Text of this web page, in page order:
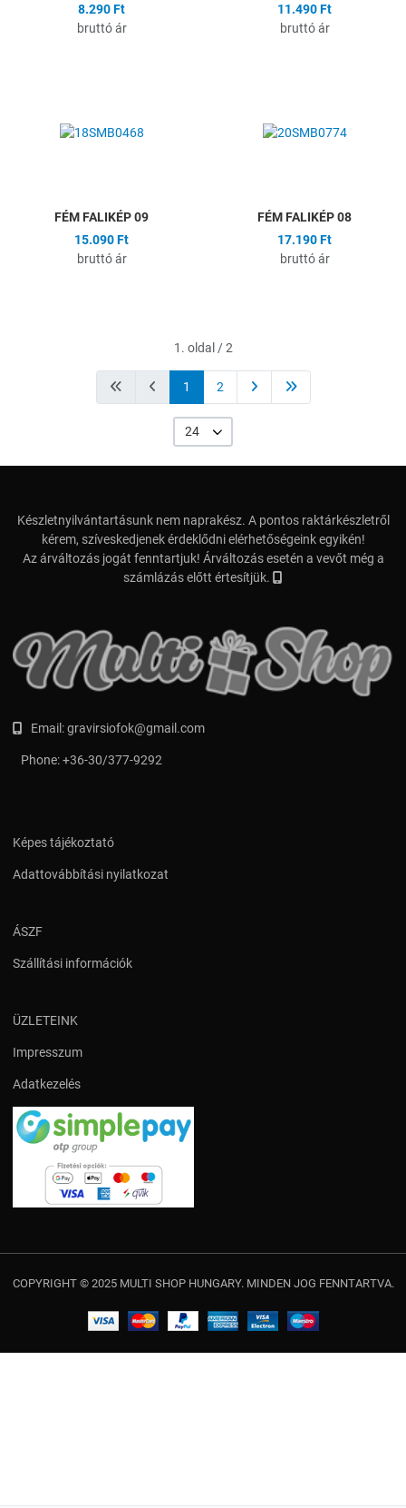
8.290 Ft
bruttó ár
11.490 Ft
bruttó ár
Összehasonlítás
FÉM FALIKÉP 09
15.090 Ft
bruttó ár
FÉM FALIKÉP 08
17.190 Ft
bruttó ár
1. oldal / 2
1 2
24
Készletnyilvántartásunk nem naprakész. A pontos raktárkészletről
kérem, szíveskedjenek érdeklődni elérhetőségeink egyikén!
Az árváltozás jogát fenntartjuk! Árváltozás esetén a vevőt még a
számlázás előtt értesítjük.
Email:gravirsiofok@gmail.com
Phone:+36-30/377-9292
Képes tájékoztató
Adattovábbítási nyilatkozat
ÁSZF
Szállítási információk
ÜZLETEINK
Impresszum
Adatkezelés
COPYRIGHT © 2025 MULTI SHOP HUNGARY. MINDEN JOG FENNTARTVA.